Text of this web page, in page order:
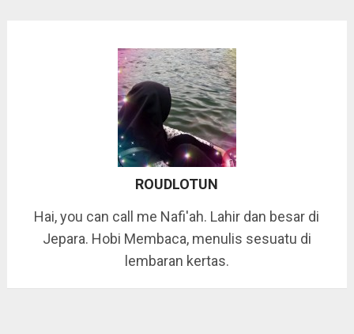
ROUDLOTUN
Hai, you can call me Nafi'ah. Lahir dan besar di
Jepara. Hobi Membaca, menulis sesuatu di
lembaran kertas.